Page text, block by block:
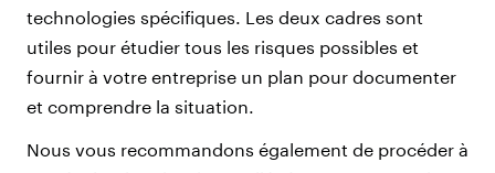
technologies spécifiques. Les deux cadres sont
utiles pour étudier tous les risques possibles et
fournir à votre entreprise un plan pour documenter
et comprendre la situation.
Nous vous recommandons également de procéder à